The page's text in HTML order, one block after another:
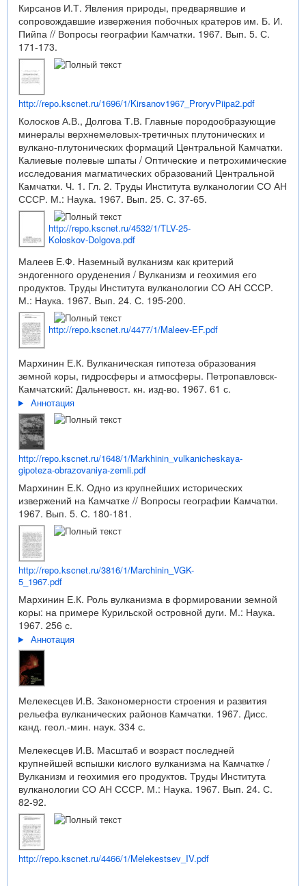
Кирсанов И.Т. Явления природы, предварявшие и
сопровождавшие извержения побочных кратеров им. Б. И.
Пийпа // Вопросы географии Камчатки. 1967. Вып. 5. С.
171-173.
http://repo.kscnet.ru/1696/1/Kirsanov1967_ProryvPiipa2.pdf
Колосков А.В., Долгова Т.В. Главные породообразующие
минералы верхнемеловых-третичных плутонических и
вулкано-плутонических формаций Центральной Камчатки.
Калиевые полевые шпаты / Оптические и петрохимические
исследования магматических образований Центральной
Камчатки. Ч. 1. Гл. 2. Труды Института вулканологии СО АН
СССР. М.: Наука. 1967. Вып. 25. С. 37-65.
http://repo.kscnet.ru/4532/1/TLV-25-
Koloskov-Dolgova.pdf
Малеев Е.Ф. Наземный вулканизм как критерий
эндогенного оруденения / Вулканизм и геохимия его
продуктов. Труды Института вулканологии СО АН СССР.
М.: Наука. 1967. Вып. 24. С. 195-200.
http://repo.kscnet.ru/4477/1/Maleev-EF.pdf
Мархинин Е.К. Вулканическая гипотеза образования
земной коры, гидросферы и атмосферы. Петропавловск-
Камчатский: Дальневост. кн. изд-во. 1967. 61 с.
Аннотация
http://repo.kscnet.ru/1648/1/Markhinin_vulkanicheskaya-
gipoteza-obrazovaniya-zemli.pdf
Мархинин Е.К. Одно из крупнейших исторических
извержений на Камчатке // Вопросы географии Камчатки.
1967. Вып. 5. С. 180-181.
http://repo.kscnet.ru/3816/1/Marchinin_VGK-
5_1967.pdf
Мархинин Е.К. Роль вулканизма в формировании земной
коры: на примере Курильской островной дуги. М.: Наука.
1967. 256 с.
Аннотация
Мелекесцев И.В. Закономерности строения и развития
рельефа вулканических районов Камчатки. 1967. Дисс.
канд. геол.-мин. наук. 334 с.
Мелекесцев И.В. Масштаб и возраст последней
крупнейшей вспышки кислого вулканизма на Камчатке /
Вулканизм и геохимия его продуктов. Труды Института
вулканологии СО АН СССР. М.: Наука. 1967. Вып. 24. С.
82-92.
http://repo.kscnet.ru/4466/1/Melekestsev_IV.pdf